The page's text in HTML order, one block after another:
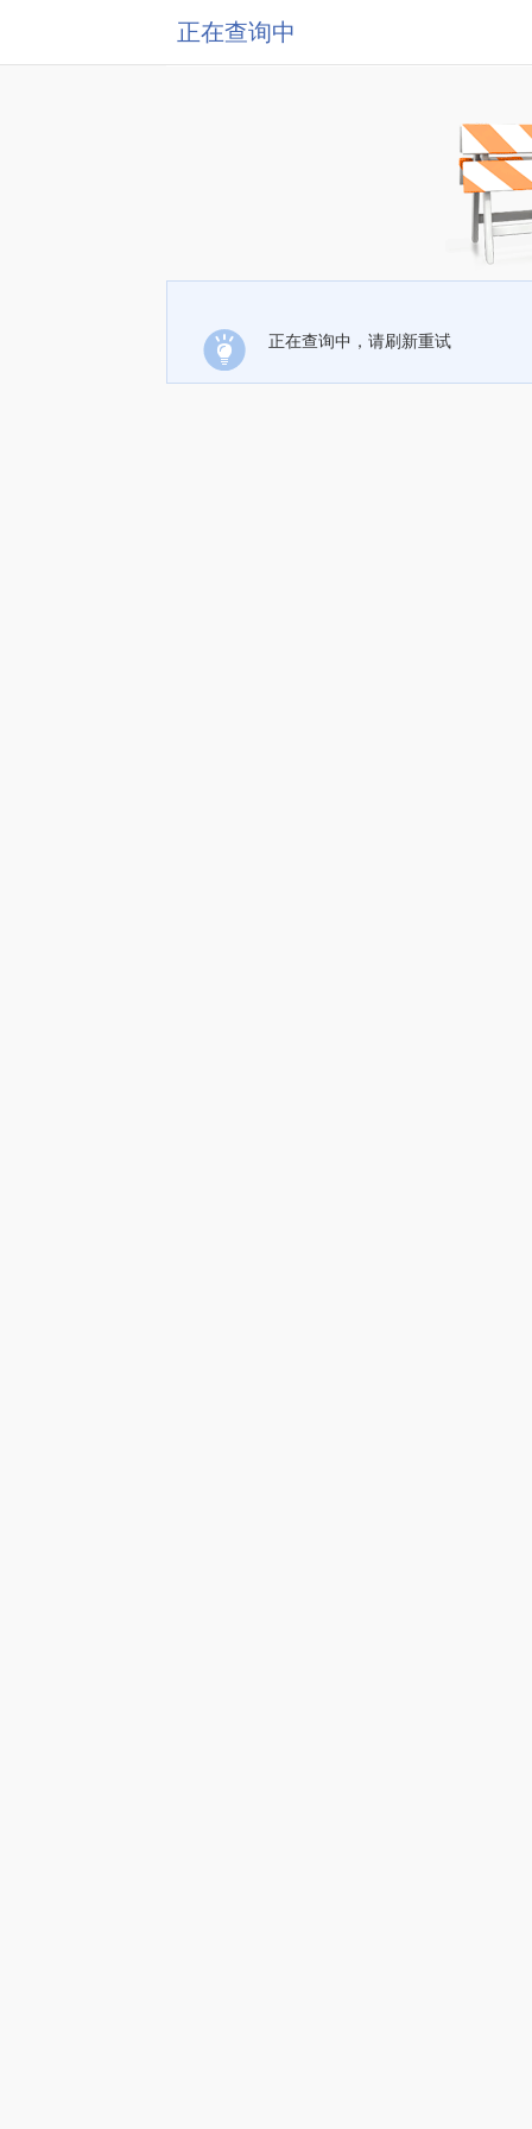
正在查询中
正在查询中，请刷新重试